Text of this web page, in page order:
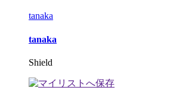
tanaka
tanaka
Shield